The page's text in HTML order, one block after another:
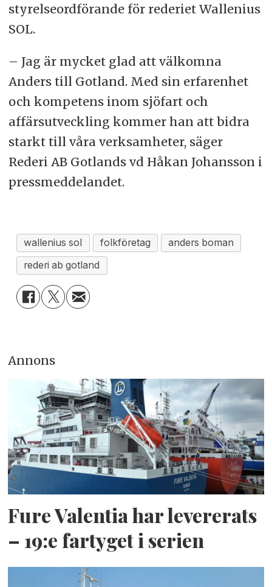
styrelseordförande för rederiet Wallenius
SOL.
– Jag är mycket glad att välkomna
Anders till Gotland. Med sin erfarenhet
och kompetens inom sjöfart och
affärsutveckling kommer han att bidra
starkt till våra verksamheter, säger
Rederi AB Gotlands vd Håkan Johansson i
pressmeddelandet.
wallenius sol folkföretag
anders boman
rederi ab gotland
Annons
Fure Valentia har levererats
– 19:e fartyget i serien